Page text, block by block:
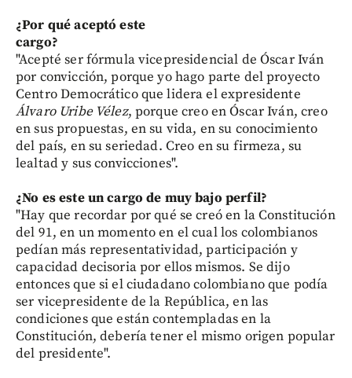
¿Por qué aceptó este
cargo?
"Acepté ser fórmula vicepresidencial de Óscar Iván
por convicción, porque yo hago parte del proyecto
Centro Democrático que lidera el expresidente
Álvaro Uribe Vélez, porque creo en Óscar Iván, creo
en sus propuestas, en su vida, en su conocimiento
del país, en su seriedad. Creo en su firmeza, su
lealtad y sus convicciones".
¿No es este un cargo de muy bajo perfil?
"Hay que recordar por qué se creó en la Constitución
del 91, en un momento en el cual los colombianos
pedían más representatividad, participación y
capacidad decisoria por ellos mismos. Se dijo
entonces que si el ciudadano colombiano que podía
ser vicepresidente de la República, en las
condiciones que están contempladas en la
Constitución, debería tener el mismo origen popular
del presidente".